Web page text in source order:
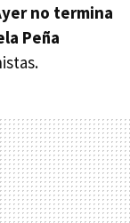
no termina
Peña